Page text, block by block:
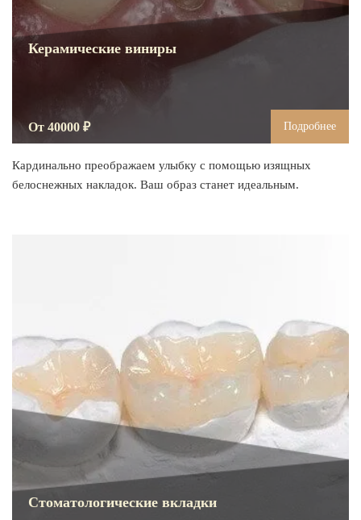
Керамические виниры
От 40000 ₽ Подробнее
Кардинально преображаем улыбку с помощью изящных
белоснежных накладок. Ваш образ станет идеальным.
Стоматологические вкладки